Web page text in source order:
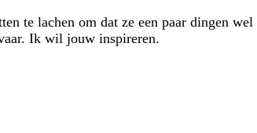
te lachen om dat ze een paar dingen
Ik wil jouw inspireren.